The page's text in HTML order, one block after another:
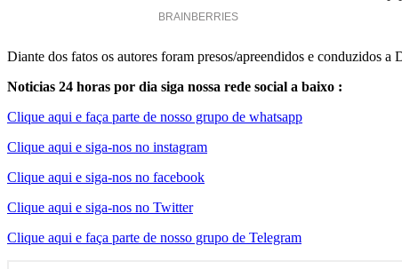
Diante dos fatos os autores foram presos/apreendidos e conduzidos
Noticias 24 horas por dia siga nossa rede social a baixo :
Clique aqui e faça parte de nosso grupo de whatsapp
Clique aqui e siga-nos no instagram
Clique aqui e siga-nos no facebook
Clique aqui e siga-nos no Twitter
Clique aqui e faça parte de nosso grupo de Telegram